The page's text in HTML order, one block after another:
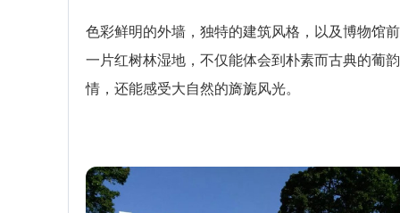
色彩鲜明的外墙，独特的建筑风格，以及博物馆
一片红树林湿地，不仅能体会到朴素而古典的葡
情，还能感受大自然的旖旎风光。